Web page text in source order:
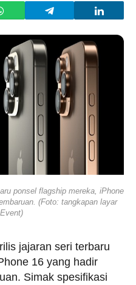
ponsel flagship mereka, iPhone
(Foto: tangkapan layar
jajaran seri terbaru
16 yang hadir
Simak spesifikasi